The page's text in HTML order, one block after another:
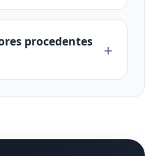
procedentes